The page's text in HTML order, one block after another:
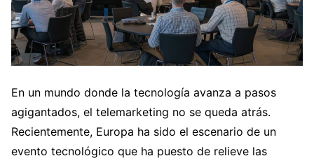
En un mundo donde la tecnología avanza a pasos
agigantados, el telemarketing no se queda atrás.
Recientemente, Europa ha sido el escenario de un
evento tecnológico que ha puesto de relieve las